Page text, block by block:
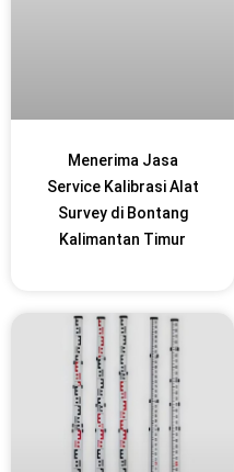
Menerima Jasa
Service Kalibrasi Alat
Survey di Bontang
Kalimantan Timur